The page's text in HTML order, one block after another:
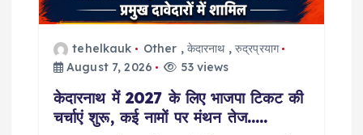
tehelkauk Other , केदारनाथ, रुद्रप्रयाग
August 7, 2026
53 views
केदारनाथ में 2027 के लिए भाजपा टिकट की
चर्चाएं शुरू, कई नामों पर मंथन तेज…..